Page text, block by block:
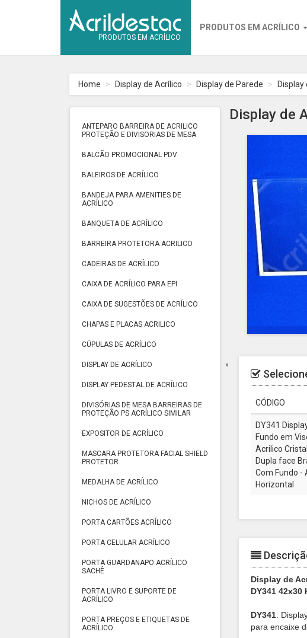
PRODUTOS EM ACRÍLICO
PRODUTOS EM ACRÍLICO
Home Display de Acrílico Display de Parede Display
ANTEPARO BARREIRA DE ACRILICO
PROTEÇÃO E DIVISORIAS DE MESA
BALCÃO PROMOCIONAL PDV
BALEIROS DE ACRÍLICO
BANDEJA PARA AMENITIES DE
ACRÍLICO
BANQUETA DE ACRÍLICO
BARREIRA PROTETORA ACRILICO
CADEIRAS DE ACRÍLICO
CAIXA DE ACRÍLICO PARA EPI
CAIXA DE SUGESTÕES DE ACRÍLICO
CHAPAS E PLACAS ACRILICO
CÚPULAS DE ACRÍLICO
DISPLAY DE ACRÍLICO
DISPLAY PEDESTAL DE ACRÍLICO
DIVISÓRIAS DE MESA BARREIRAS DE
PROTEÇÃO PS ACRÍLICO SIMILAR
EXPOSITOR DE ACRÍLICO
MASCARA PROTETORA FACIAL SHIELD
PROTETOR
MEDALHA DE ACRÍLICO
NICHOS DE ACRÍLICO
PORTA CARTÕES ACRÍLICO
PORTA CELULAR ACRÍLICO
PORTA GUARDANAPO ACRÍLICO
SACHÊ
PORTA LIVRO E SUPORTE DE
ACRÍLICO
PORTA PREÇOS E ETIQUETAS DE
ACRÍLICO
Display de
CÓDIGO
DY341
Fundo em
Acrilico
Dupla face
Com Fundo -
Horizontal
Display de
DY341 42x30
DY341:
para encaixe